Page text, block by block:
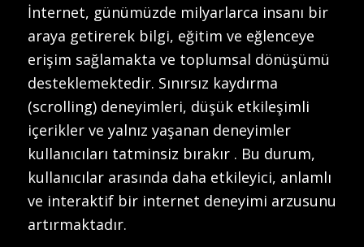
İnternet, günümüzde milyarlarca insanı bir
araya getirerek bilgi, eğitim ve eğlenceye
erişim sağlamakta ve toplumsal dönüşümü
desteklemektedir. Sınırsız kaydırma
(scrolling) deneyimleri, düşük etkileşimli
içerikler ve yalnız yaşanan deneyimler
kullanıcıları tatminsiz bırakır . Bu durum,
kullanıcılar arasında daha etkileyici, anlamlı
ve interaktif bir internet deneyimi arzusunu
artırmaktadır.